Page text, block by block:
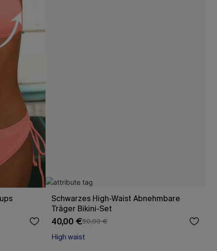
Schwarzes High-Waist Abnehmbare
Träger Bikini-Set
40,00 €50,00 €
High waist